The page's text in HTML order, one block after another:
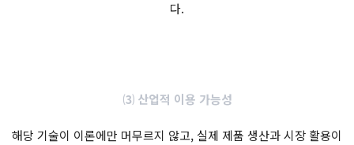
다.
⑶ 산업적 이용 가능성
해당 기술이 이론에만 머무르지 않고, 실제 제품 생산과 시장 활용이